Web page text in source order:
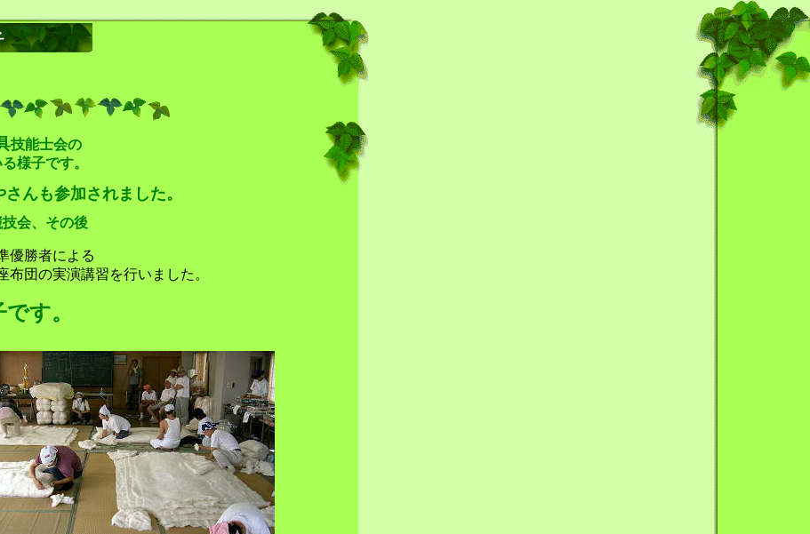
技能士会の
様子です。
んも参加されました。
技会、その後
優勝者による
団の実演講習を行いました。
す。